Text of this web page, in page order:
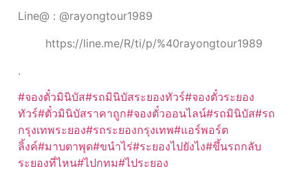
Line@ : @rayongtour1989
https://line.me/R/ti/p/%40rayongtour1989
.
#จองตั๋วมินิบัส#รถมินิบัสระยองทัวร์#จองตั๋วระยอง
ทัวร์#ตั๋วมินิบัสราคาถูก#จองตั๋วออนไลน์#รถมินิบัส#รถ
กรุงเทพระยอง#รถระยองกรุงเทพ#แอร์พอร์ต
ลิ้งค์#มาบตาพุด#ขนำไร่#ระยองไปยังไง#ขึ้นรถกลับ
ระยองที่ไหน#ไปกทม#ไประยอง